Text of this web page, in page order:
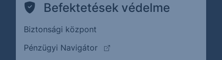
Befektetések védelme
Biztonsági központ
Pénzügyi Navigátor
(külső oldalra ugrik)